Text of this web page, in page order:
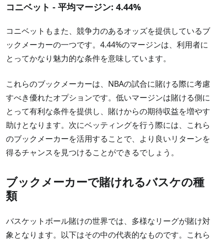
コニベット - 平均マージン: 4.44%
コニベットもまた、競争力のあるオッズを提供しているブ
ックメーカーの一つです。4.44%のマージンは、利用者に
とってかなり魅力的な条件を意味しています。
これらのブックメーカーは、NBAの試合に賭ける際に考慮
すべき優れたオプションです。低いマージンは賭ける側に
とって有利な条件を提供し、賭けからの期待収益を増やす
助けとなります。次にベッティングを行う際には、これら
のブックメーカーを活用することで、より良いリターンを
得るチャンスを見つけることができるでしょう。
ブックメーカーで賭けれるバスケの種
類
バスケットボール賭けの世界では、多様なリーグが賭け対
象となります。以下はその中の代表的なものです。これら